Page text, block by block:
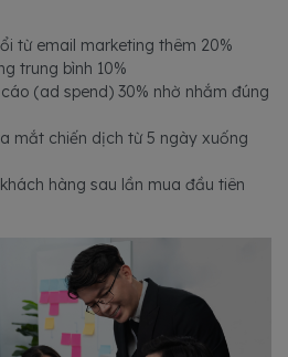
từ email marketing thêm 20%
trung bình 10%
(ad spend) 30% nhờ nhắm đúng
mắt chiến dịch từ 5 ngày xuống
hàng sau lần mua đầu tiên